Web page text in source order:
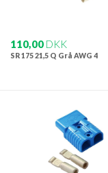
110,00 DKK
SR 175 21,5 Q Grå AWG 4